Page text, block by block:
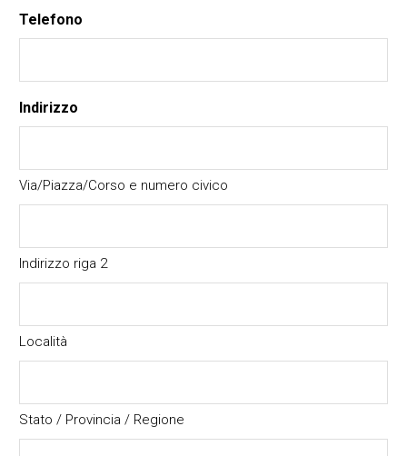
Telefono
Indirizzo
Via/Piazza/Corso e numero civico
Indirizzo riga 2
Località
Stato / Provincia / Regione